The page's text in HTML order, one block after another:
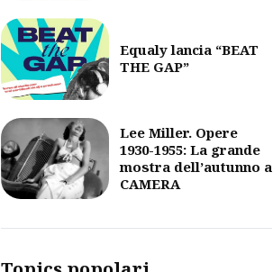
Equaly lancia “BEAT
THE GAP”
Lee Miller. Opere
1930-1955: La grande
mostra dell’autunno a
CAMERA